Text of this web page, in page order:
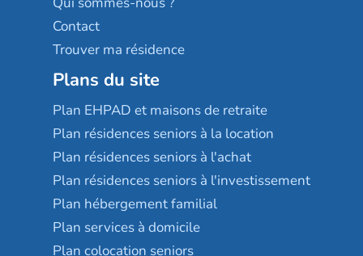
Contact
Trouver ma résidence
Plans du site
Plan EHPAD et maisons de retraite
Plan résidences seniors à la location
Plan résidences seniors à l'achat
Plan résidences seniors à l'investissement
Plan hébergement familial
Plan services à domicile
Plan colocation seniors